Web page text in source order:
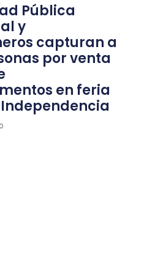
Pública
y
capturan a
por venta
en feria